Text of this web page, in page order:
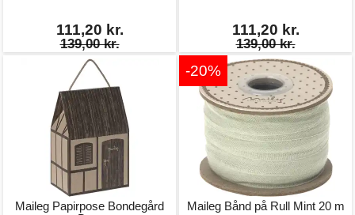
111,20 kr.
139,00 kr.
111,20 kr.
139,00 kr.
Maileg Papirpose Bondegård
-20%
Maileg Bånd på Rull Mint 20 m